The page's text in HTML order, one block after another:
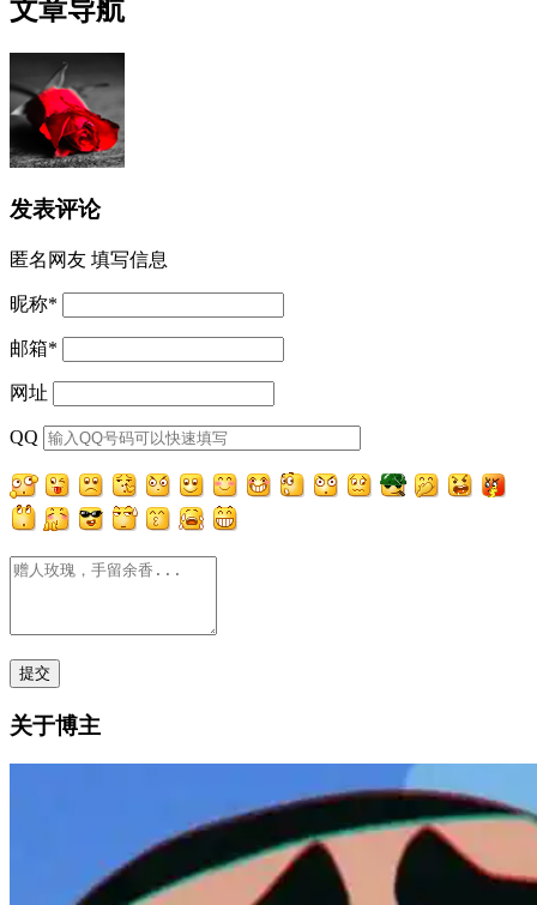
文章导航
发表评论
匿名网友 填写信息
昵称*
邮箱*
网址
QQ
关于博主